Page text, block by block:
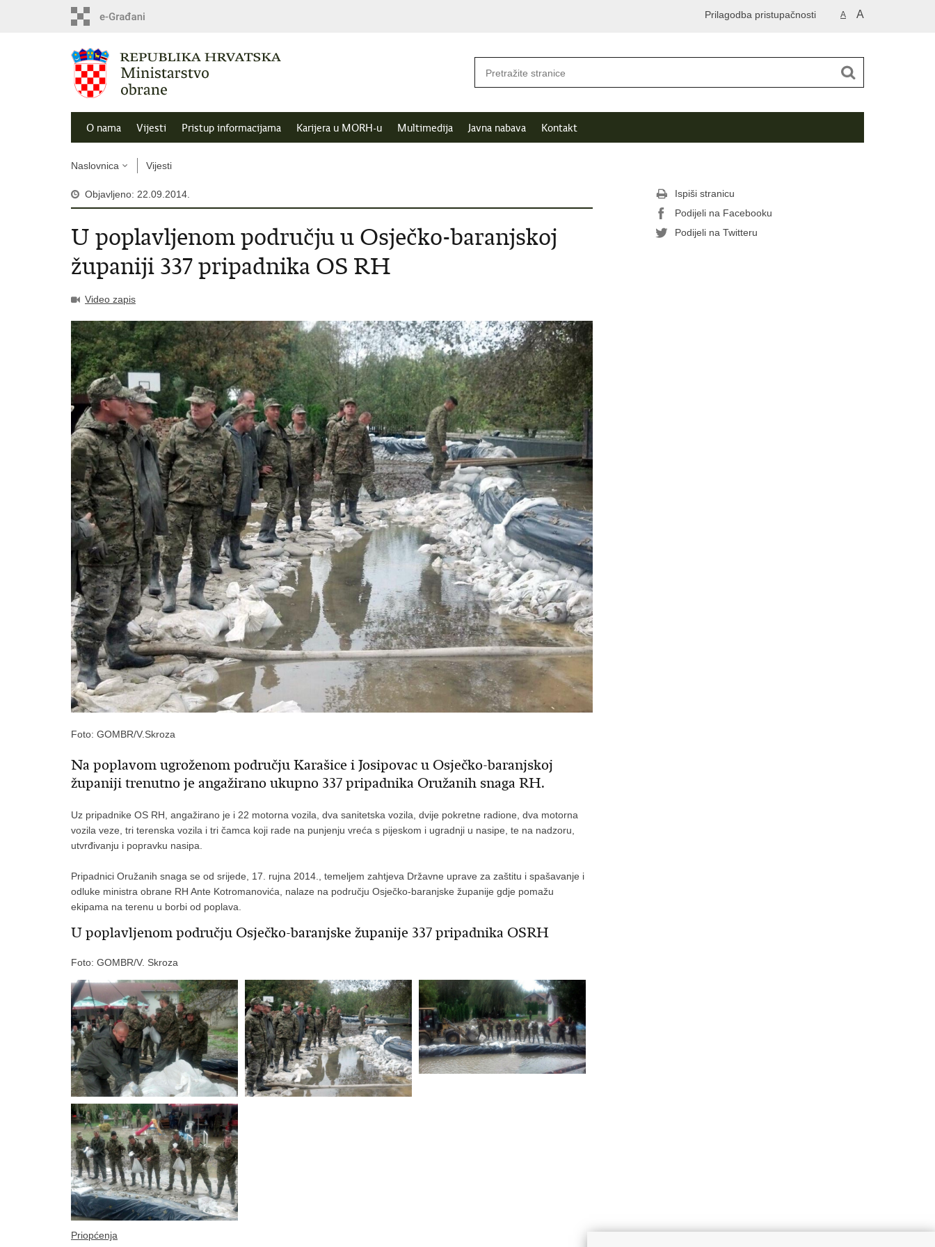
A A
Prilagodba pristupačnosti
O nama Vijesti Pristup informacijama Karijera u MORH-u Multimedija Javna nabava Kontakt
Naslovnica Vijesti
Objavljeno: 22.09.2014.
U poplavljenom području u Osječko-baranjskoj
županiji 337 pripadnika OS RH
Video zapis
Foto: GOMBR/V.Skroza
Na poplavom ugroženom području Karašice i Josipovac u Osječko-baranjskoj
županiji trenutno je angažirano ukupno 337 pripadnika Oružanih snaga RH.
Uz pripadnike OS RH, angažirano je i 22 motorna vozila, dva sanitetska vozila, dvije pokretne radione, dva motorna
vozila veze, tri terenska vozila i tri čamca koji rade na punjenju vreća s pijeskom i ugradnji u nasipe, te na nadzoru,
utvrđivanju i popravku nasipa.
Pripadnici Oružanih snaga se od srijede, 17. rujna 2014., temeljem zahtjeva Državne uprave za zaštitu i spašavanje i
odluke ministra obrane RH Ante Kotromanovića, nalaze na području Osječko-baranjske županije gdje pomažu
ekipama na terenu u borbi od poplava.
U poplavljenom području Osječko-baranjske županije 337 pripadnika OSRH
Foto: GOMBR/V. Skroza
Priopćenja
Ispiši stranicu
Podijeli na Facebooku
Podijeli na Twitteru